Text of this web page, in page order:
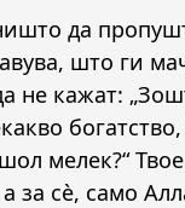
да
што ги
не кажат:
мелек?“
за сè, само